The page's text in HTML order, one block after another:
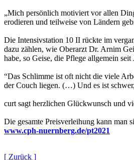
„Mich persönlich motiviert vor allen
erodieren und teilweise von Ländern
Die Intensivstation 10 II rückte im
dazu zählen, wie Oberarzt Dr. Arnim
habe, so Geise, die Pflege allgemein
“Das Schlimme ist oft nicht die viele
der Couch liegen. (…) Und es ist
curt sagt herzlichen Glückwunsch und
Die gesamte Preisverleihung kann man
www.cph-nuernberg.de/pt2021
[ Zurück ]